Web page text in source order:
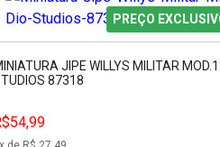
PREÇO
JIPE WILLYS MILITAR
87318